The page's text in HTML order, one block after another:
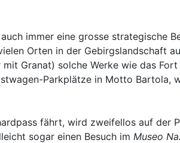
immer eine grosse strategische
Orten in der Gebirgslandschaft
mit Granat) solche Werke wie das
Parkplätze in Motto Bartola,
fährt, wird zweifellos auf der
sogar einen Besuch im Museo